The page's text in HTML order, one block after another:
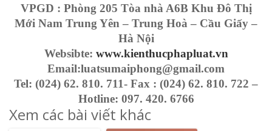
VPGD : Phòng 205 Tòa nhà A6B Khu Đô Thị
Mới Nam Trung Yên – Trung Hoà – Cầu Giấy –
Hà Nội
Websibte: www.kienthucphapluat.vn
Email:luatsumaiphong@gmail.com
Tel: (024) 62. 810. 711- Fax : (024) 62. 810. 722 –
Hotline: 097. 420. 6766
Xem các bài viết khác